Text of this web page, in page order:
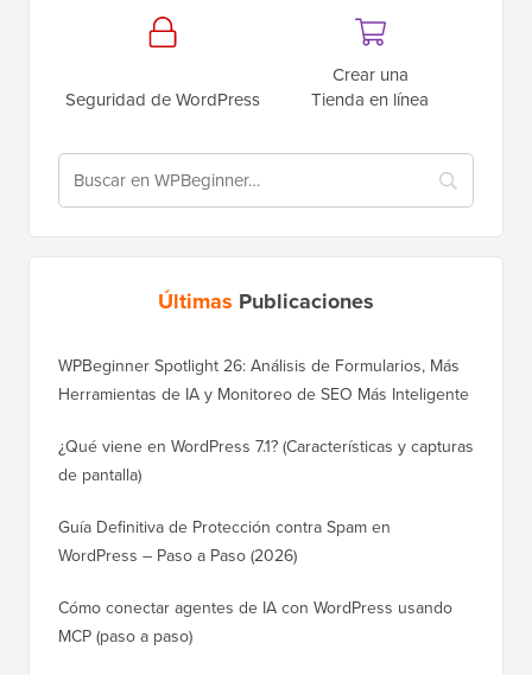
Seguridad de WordPress
Crear una
Tienda en línea
Últimas Publicaciones
WPBeginner Spotlight 26: Análisis de Formularios, Más
Herramientas de IA y Monitoreo de SEO Más Inteligente
¿Qué viene en WordPress 7.1? (Características y capturas
de pantalla)
Guía Definitiva de Protección contra Spam en
WordPress – Paso a Paso (2026)
Cómo conectar agentes de IA con WordPress usando
MCP (paso a paso)